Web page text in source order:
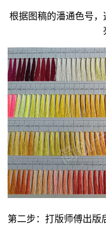
根据图稿的潘通色号
第二步：打版师傅出版